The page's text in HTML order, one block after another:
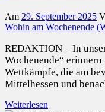
Am 29. September 2025
Wohin am Wochenende
REDAKTION – In
Wochenende“
Wettkämpfe, die am
Mittelhessen und
Weiterlesen